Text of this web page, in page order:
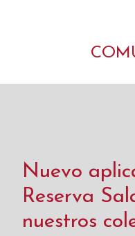
Nuevo
Reserva
nuestros